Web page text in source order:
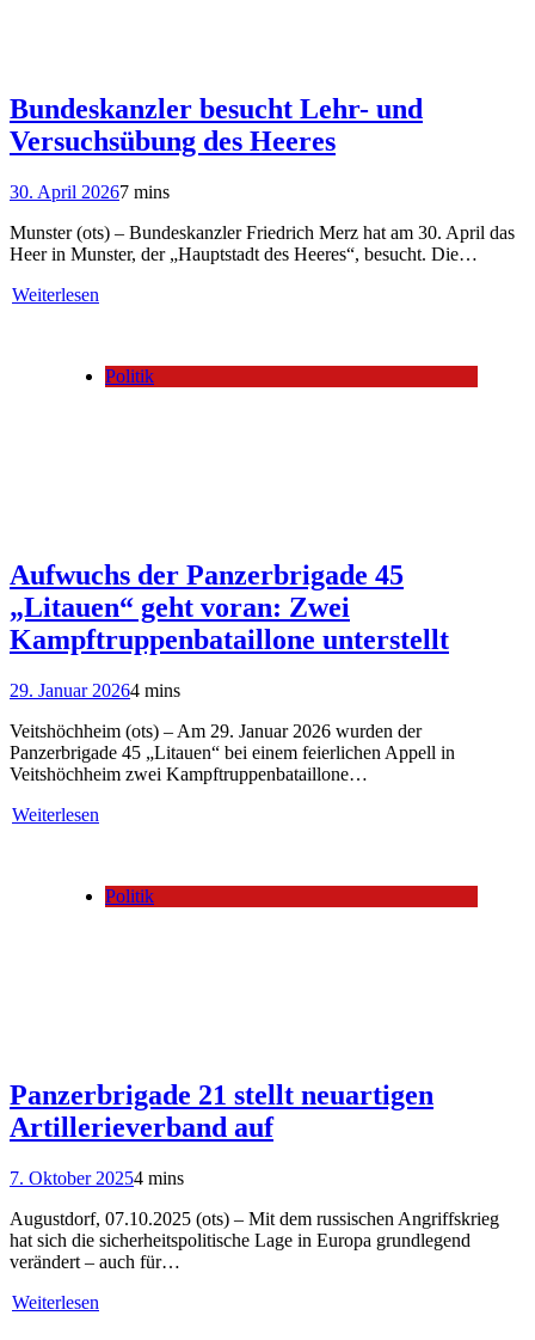
Bundeskanzler besucht Lehr- und
Versuchsübung des Heeres
30. April 20267 mins
Munster (ots) – Bundeskanzler Friedrich Merz hat am 30. April das
Heer in Munster, der „Hauptstadt des Heeres“, besucht. Die…
Weiterlesen
Politik
Aufwuchs der Panzerbrigade 45
„Litauen“ geht voran: Zwei
Kampftruppenbataillone unterstellt
29. Januar 20264 mins
Veitshöchheim (ots) – Am 29. Januar 2026 wurden der
Panzerbrigade 45 „Litauen“ bei einem feierlichen Appell in
Veitshöchheim zwei Kampftruppenbataillone…
Weiterlesen
Politik
Panzerbrigade 21 stellt neuartigen
Artillerieverband auf
7. Oktober 20254 mins
Augustdorf, 07.10.2025 (ots) – Mit dem russischen Angriffskrieg
hat sich die sicherheitspolitische Lage in Europa grundlegend
verändert – auch für…
Weiterlesen